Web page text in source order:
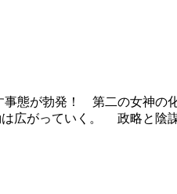
態が勃発！ 第二の女神の
は広がっていく。 政略と陰